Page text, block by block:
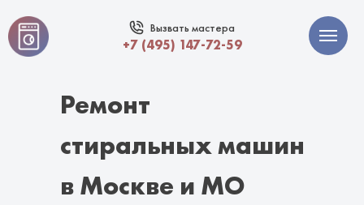
Вызвать мастера
+7 (495) 147-72-59
Ремонт
стиральных машин
в Москве и МО